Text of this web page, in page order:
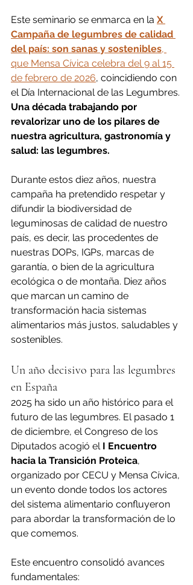
Este seminario se enmarca en la X
Campaña de legumbres de calidad
del país: son sanas y sostenibles,
que Mensa Cívica celebra del 9 al 15
de febrero de 2026, coincidiendo con
el Día Internacional de las Legumbres.
Una década trabajando por
revalorizar uno de los pilares de
nuestra agricultura, gastronomía y
salud: las legumbres.
Durante estos diez años, nuestra
campaña ha pretendido respetar y
difundir la biodiversidad de
leguminosas de calidad de nuestro
país, es decir, las procedentes de
nuestras DOPs, IGPs, marcas de
garantía, o bien de la agricultura
ecológica o de montaña. Diez años
que marcan un camino de
transformación hacia sistemas
alimentarios más justos, saludables y
sostenibles.
Un año decisivo para las legumbres
en España
2025 ha sido un año histórico para el
futuro de las legumbres. El pasado 1
de diciembre, el Congreso de los
Diputados acogió el I Encuentro
hacia la Transición Proteica,
organizado por CECU y Mensa Cívica,
un evento donde todos los actores
del sistema alimentario confluyeron
para abordar la transformación de lo
que comemos.
Este encuentro consolidó avances
fundamentales: